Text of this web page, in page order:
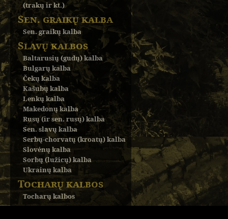
(trakų ir kt.)
Sen. graikų kalba
Sen. graikų kalba
Slavų kalbos
Baltarusių (gudų) kalba
Bulgarų kalba
Čekų kalba
Kašubų kalba
Lenkų kalba
Makedonų kalba
Rusų (ir sen. rusų) kalba
Sen. slavų kalba
Serbų-chorvatų (kroatų) kalba
Slovėnų kalba
Sorbų (lužicų) kalba
Ukrainų kalba
Tocharų kalbos
Tocharų kalbos